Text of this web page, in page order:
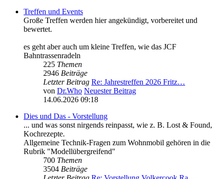
Treffen und Events
Große Treffen werden hier angekündigt, vorbereitet und
bewertet.
es geht aber auch um kleine Treffen, wie das JCF
Bahntrassenradeln
225 Themen
2946 Beiträge
Letzter Beitrag Re: Jahrestreffen 2026 Fritz…
von Dr.Who Neuester Beitrag
14.06.2026 09:18
Dies und Das - Vorstellung
... und was sonst nirgends reinpasst, wie z. B. Lost & Found,
Kochrezepte.
Allgemeine Technik-Fragen zum Wohnmobil gehören in die
Rubrik "Modellübergreifend"
700 Themen
3504 Beiträge